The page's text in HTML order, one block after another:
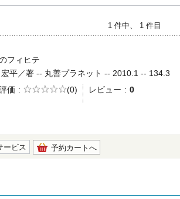
1 件中、 1 件目
フィヒテ
平／著 -- 丸善プラネット -- 2010.1 -- 134.3
価
5段階評価
(0) レビュー 0
ービス 予約カートへ